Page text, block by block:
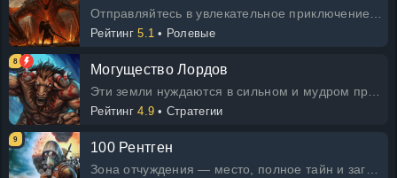
Рейтинг5.1 • Ролевые
8 Могущество Лордов
Рейтинг4.9 • Стратегии
9 100 Рентген